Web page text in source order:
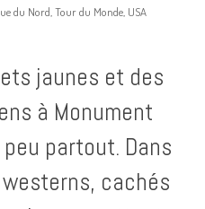
du Nord ,Tour du Monde USA
jaunes et des
à Monument
partout. Dans
cachés